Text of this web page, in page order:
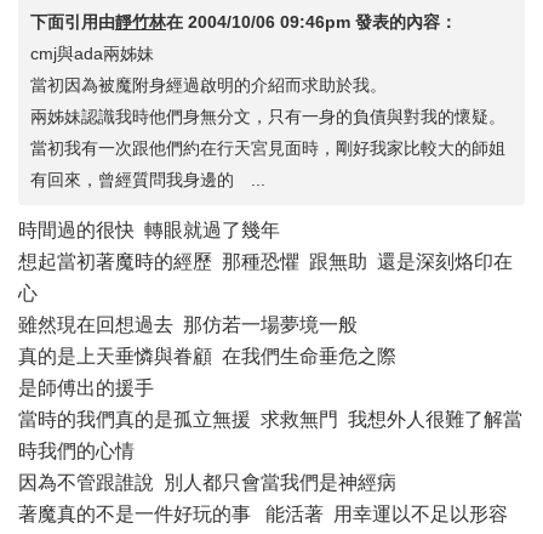
下面引用由靜竹林在 2004/10/06 09:46pm 發表的內容：
cmj與ada兩姊妹
當初因為被魔附身經過啟明的介紹而求助於我。
兩姊妹認識我時他們身無分文，只有一身的負債與對我的懷疑。
當初我有一次跟他們約在行天宮見面時，剛好我家比較大的師姐
有回來，曾經質問我身邊的 ...
時間過的很快 轉眼就過了幾年
想起當初著魔時的經歷 那種恐懼 跟無助 還是深刻烙印在
心
雖然現在回想過去 那仿若一場夢境一般
真的是上天垂憐與眷顧 在我們生命垂危之際
是師傅出的援手
當時的我們真的是孤立無援 求救無門 我想外人很難了解當
時我們的心情
因為不管跟誰說 別人都只會當我們是神經病
著魔真的不是一件好玩的事 能活著 用幸運以不足以形容